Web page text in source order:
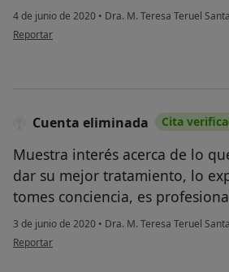
4 de junio de 2020 • Dra. M. Teresa Teruel
en opinión del usuario SAM
Reportar
Cuenta eliminada Cita
Muestra interés acerca de lo
dar su mejor tratamiento, lo
tomes conciencia, es
3 de junio de 2020 • Dra. M. Teresa Teruel
en opinión del usuario Cuenta eliminada
Reportar